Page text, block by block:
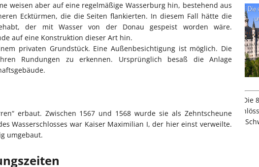
weisen aber auf eine regelmäßige Wasserburg hin, bestehend aus
Ecktürmen, die die Seiten flankierten. In diesem Fall hätte die
der mit Wasser von der Donau gespeist worden wäre.
auf eine Konstruktion dieser Art hin.
privaten Grundstück. Eine Außenbesichtigung ist möglich. Die
Rundungen zu erkennen. Ursprünglich besaß die Anlage
erbaut. Zwischen 1567 und 1568 wurde sie als Zehntscheune
Wasserschlosses war Kaiser Maximilian I, der hier einst verweilte.
umgebaut.